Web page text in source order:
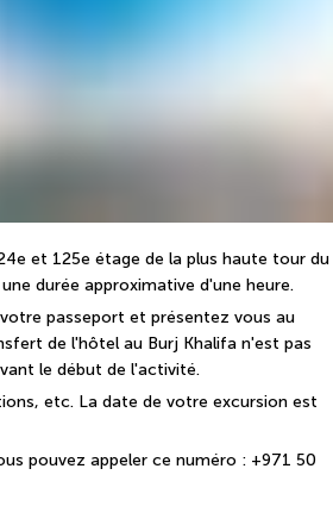
et 125e étage de la plus haute tour du
durée approximative d'une heure.
passeport et présentez vous au
de l'hôtel au Burj Khalifa n'est pas
le début de l'activité.
etc. La date de votre excursion est
pouvez appeler ce numéro : +971 50